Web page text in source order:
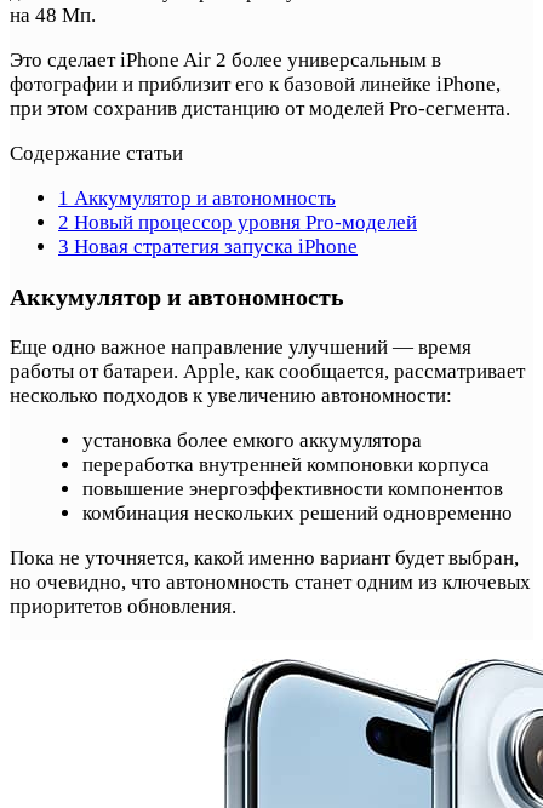
на 48 Мп.
Это сделает iPhone Air 2 более универсальным в
фотографии и приблизит его к базовой линейке iPhone,
при этом сохранив дистанцию от моделей Pro-сегмента.
Содержание статьи
1 Аккумулятор и автономность
2 Новый процессор уровня Pro-моделей
3 Новая стратегия запуска iPhone
Аккумулятор и автономность
Еще одно важное направление улучшений — время
работы от батареи. Apple, как сообщается, рассматривает
несколько подходов к увеличению автономности:
установка более емкого аккумулятора
переработка внутренней компоновки корпуса
повышение энергоэффективности компонентов
комбинация нескольких решений одновременно
Пока не уточняется, какой именно вариант будет выбран,
но очевидно, что автономность станет одним из ключевых
приоритетов обновления.